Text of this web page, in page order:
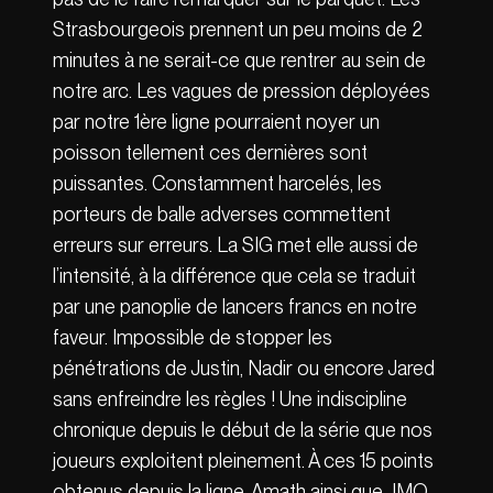
Strasbourgeois prennent un peu moins de 2
minutes à ne serait-ce que rentrer au sein de
notre arc. Les vagues de pression déployées
par notre 1ère ligne pourraient noyer un
poisson tellement ces dernières sont
puissantes. Constamment harcelés, les
porteurs de balle adverses commettent
erreurs sur erreurs. La SIG met elle aussi de
l’intensité, à la différence que cela se traduit
par une panoplie de lancers francs en notre
faveur. Impossible de stopper les
pénétrations de Justin, Nadir ou encore Jared
sans enfreindre les règles ! Une indiscipline
chronique depuis le début de la série que nos
joueurs exploitent pleinement. À ces 15 points